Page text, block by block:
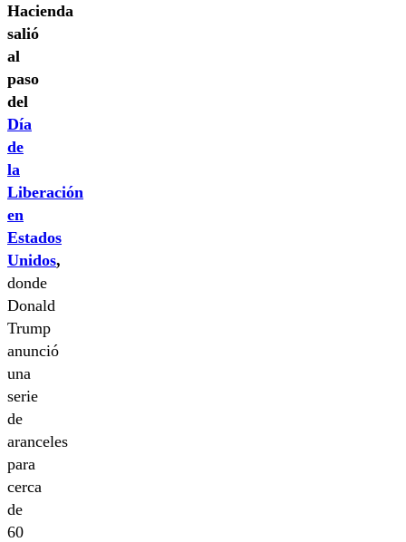
Hacienda
salió
al
paso
del
Día
de
la
Liberación
en
Estados
Unidos,
donde
Donald
Trump
anunció
una
serie
de
aranceles
para
cerca
de
60